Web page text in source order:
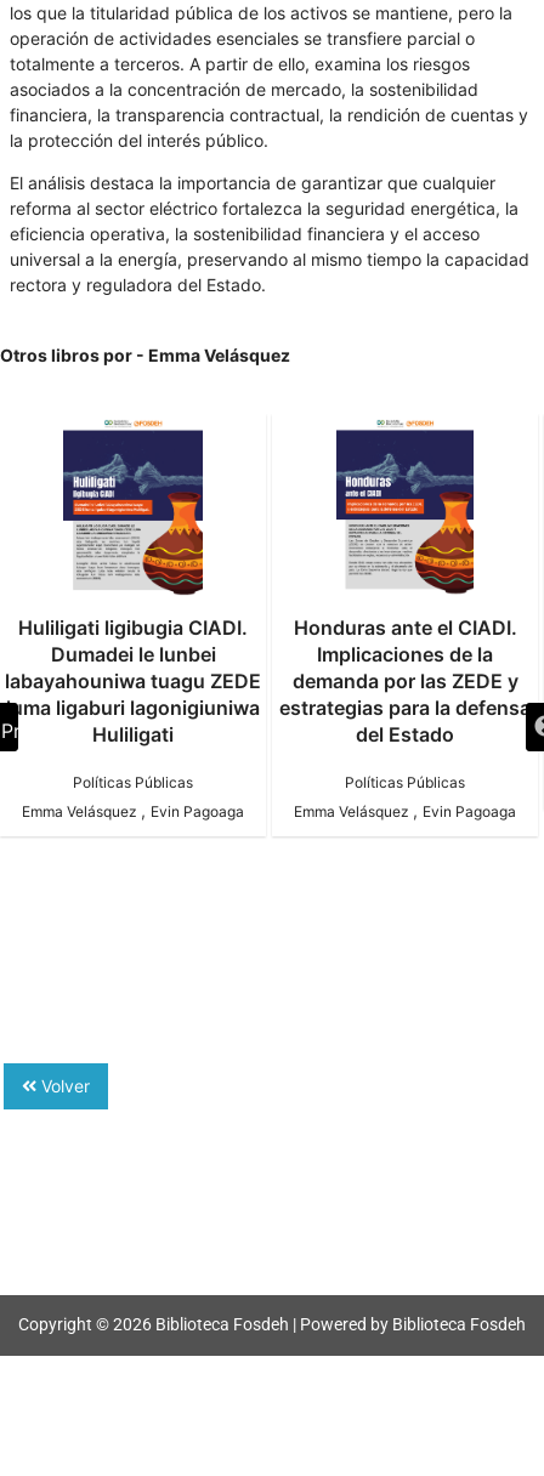
los que la titularidad pública de los activos se mantiene, pero la
operación de actividades esenciales se transfiere parcial o
totalmente a terceros. A partir de ello, examina los riesgos
asociados a la concentración de mercado, la sostenibilidad
financiera, la transparencia contractual, la rendición de cuentas y
la protección del interés público.
El análisis destaca la importancia de garantizar que cualquier
reforma al sector eléctrico fortalezca la seguridad energética, la
eficiencia operativa, la sostenibilidad financiera y el acceso
universal a la energía, preservando al mismo tiempo la capacidad
rectora y reguladora del Estado.
Otros libros por - Emma Velásquez
Previous
Huliligati ligibugia CIADI.
Dumadei le lunbei
labayahouniwa tuagu ZEDE
luma ligaburi lagonigiuniwa
Huliligati
Políticas Públicas
Emma Velásquez , Evin Pagoaga
Honduras ante el CIADI.
Implicaciones de la
demanda por las ZEDE y
estrategias para la defensa
del Estado
Políticas Públicas
Emma Velásquez , Evin Pagoaga
Volver
Copyright © 2026 Biblioteca Fosdeh | Powered by Biblioteca Fosdeh